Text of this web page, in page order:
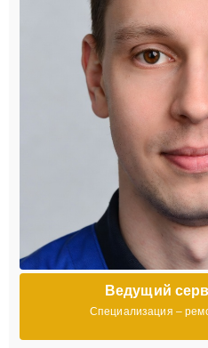
Ведущий
Специализация –